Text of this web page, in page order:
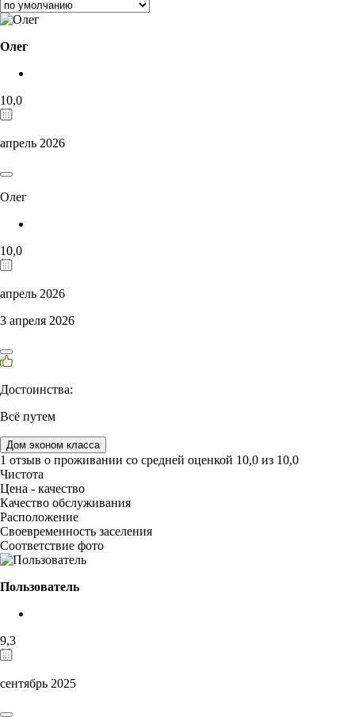
Олег
10,0
апрель 2026
Олег
10,0
апрель 2026
3 апреля 2026
Достоинства:
Всё путем
Дом эконом класса
1 отзыв о проживании со средней оценкой 10,0 из 10,0
Чистота
Цена - качество
Качество обслуживания
Расположение
Своевременность заселения
Соответствие фото
Пользователь
9,3
сентябрь 2025